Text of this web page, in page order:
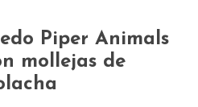
Piper Animals
mollejas de